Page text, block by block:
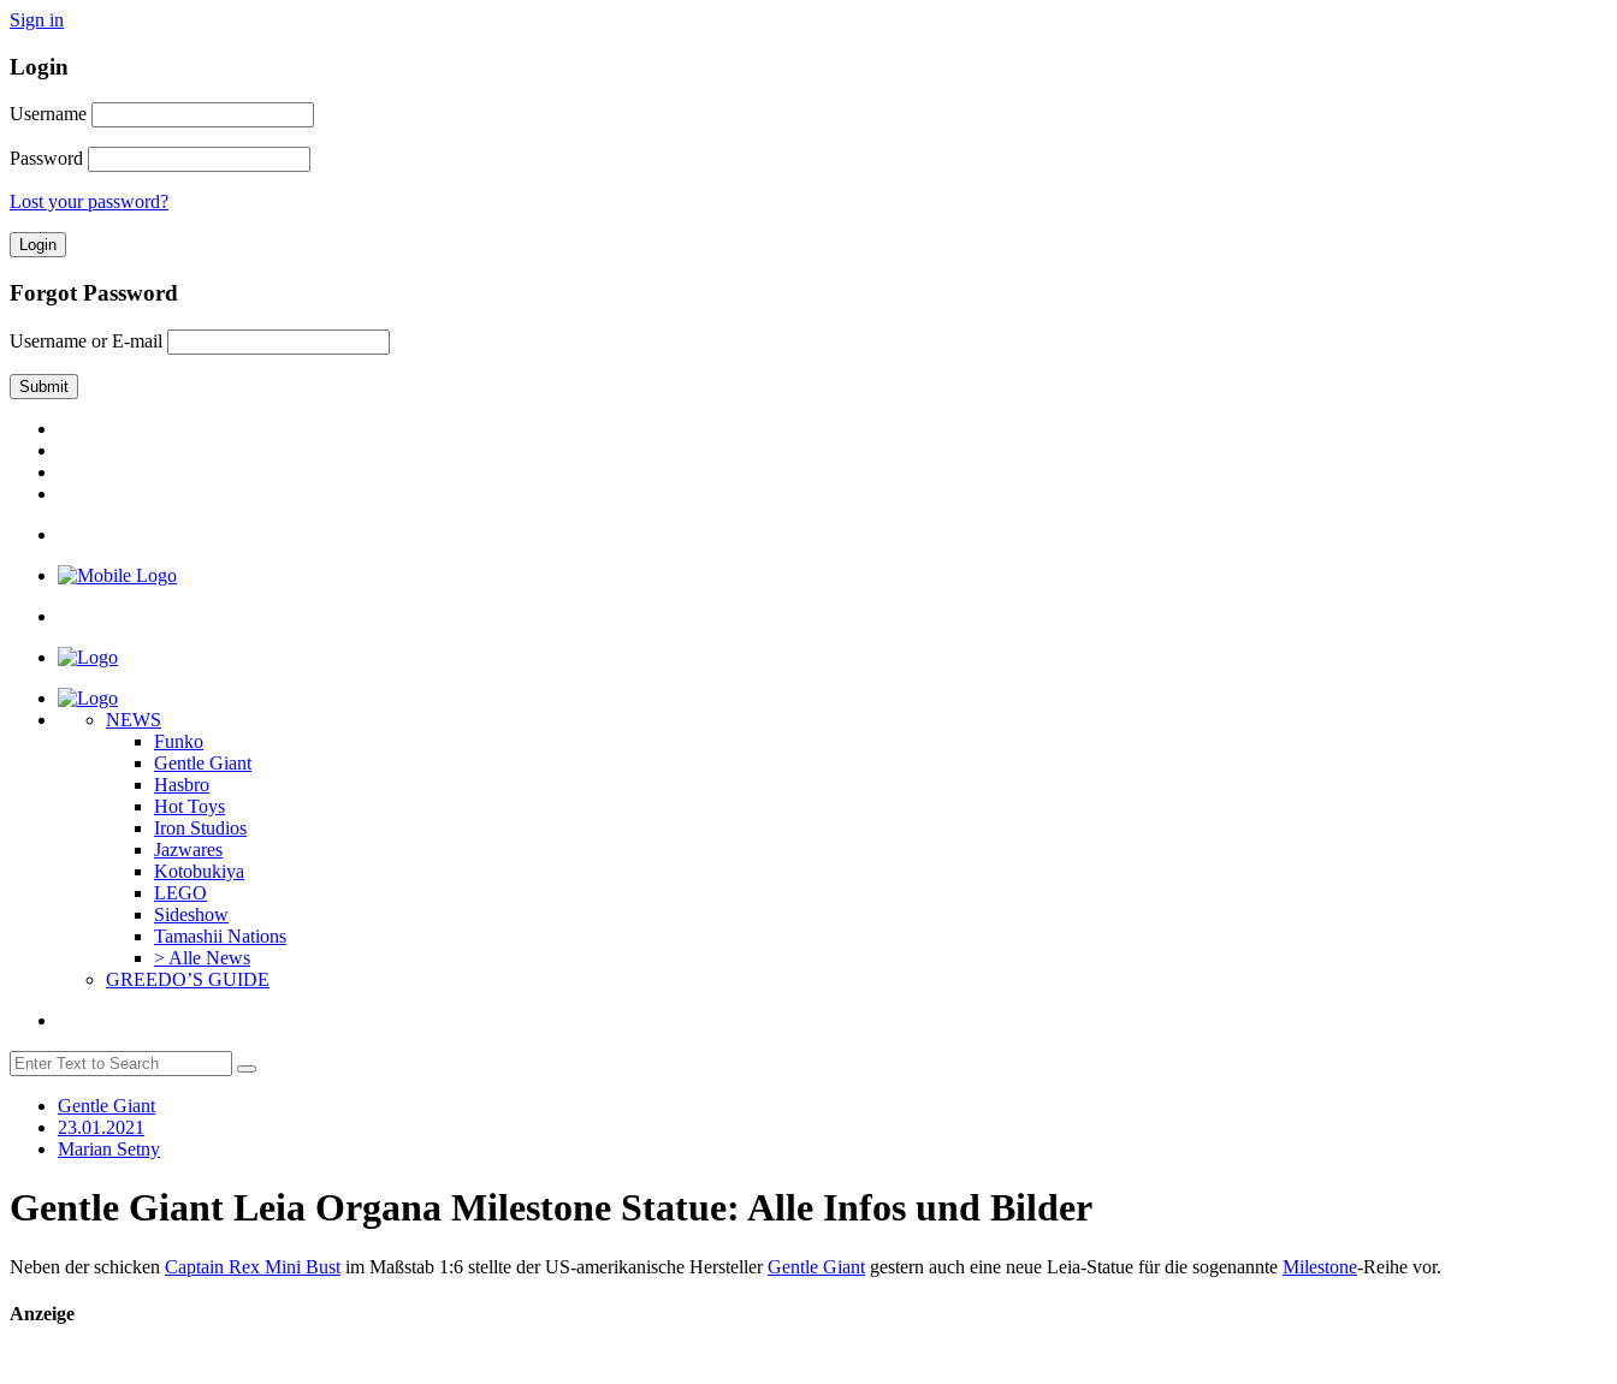
Sign in
Login
Username
Password
Lost your password?
Forgot Password
Username or E-mail
NEWS
Funko
Gentle Giant
Hasbro
Hot Toys
Iron Studios
Jazwares
Kotobukiya
LEGO
Sideshow
Tamashii Nations
> Alle News
GREEDO’S GUIDE
Gentle Giant
23.01.2021
Marian Setny
Gentle Giant Leia Organa Milestone Statue: Alle Infos und Bilder
Neben der schicken Captain Rex Mini Bust im Maßstab 1:6 stellte der US-amerikanische HerstellerGentle Giant gestern auch eine neue Leia-Statue für die sogenannte Milestone-Reihe vor.
Anzeige